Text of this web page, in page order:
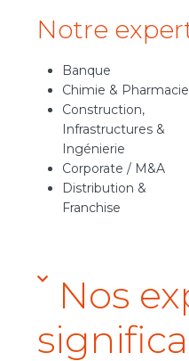
Notre
Banque
Chimie & Pharmacie
Construction,
Infrastructures &
Ingénierie
Corporate / M&A
Distribution &
Franchise
Nos